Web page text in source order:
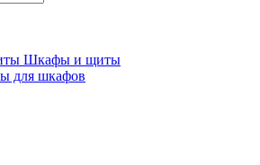
Шкафы и щиты
для шкафов